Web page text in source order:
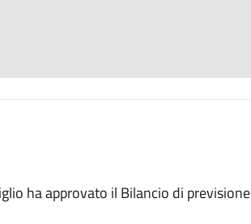
ha approvato il Bilancio di previsione